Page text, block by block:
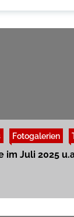
Fotogalerien
im Juli 2025